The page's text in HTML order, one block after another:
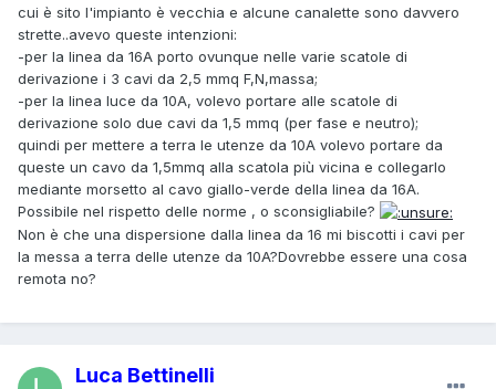
cui è sito l'impianto è vecchia e alcune canalette sono davvero
strette..avevo queste intenzioni:
-per la linea da 16A porto ovunque nelle varie scatole di
derivazione i 3 cavi da 2,5 mmq F,N,massa;
-per la linea luce da 10A, volevo portare alle scatole di
derivazione solo due cavi da 1,5 mmq (per fase e neutro);
quindi per mettere a terra le utenze da 10A volevo portare da
queste un cavo da 1,5mmq alla scatola più vicina e collegarlo
mediante morsetto al cavo giallo-verde della linea da 16A.
Possibile nel rispetto delle norme , o sconsigliabile?
Non è che una dispersione dalla linea da 16 mi biscotti i cavi per
la messa a terra delle utenze da 10A?Dovrebbe essere una cosa
remota no?
Luca Bettinelli